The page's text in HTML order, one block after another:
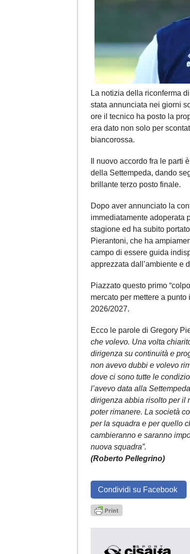
La notizia della riconferma di
stata annunciata nei giorni
ore il tecnico ha posto la
era dato non solo per
biancorossa.
Il nuovo accordo fra le parti
della Settempeda, dando
brillante terzo posto finale.
Dopo aver annunciato la
immediatamente adoperata
stagione ed ha subito
Pierantoni, che ha
campo di essere guida
apprezzata dall’ambiente e
Piazzato questo primo
mercato per mettere a
2026/2027.
Ecco le parole di Gregory
che volevo. Una volta
dirigenza su continuità e
non avevo dubbi e volevo
dove ci sono tutte le
l’avevo data alla
dirigenza abbia risolto per il
poter rimanere. La società
per la squadra e per quello
cambieranno e saranno
nuova squadra”.
(Roberto Pellegrino)
Condividi su Facebook